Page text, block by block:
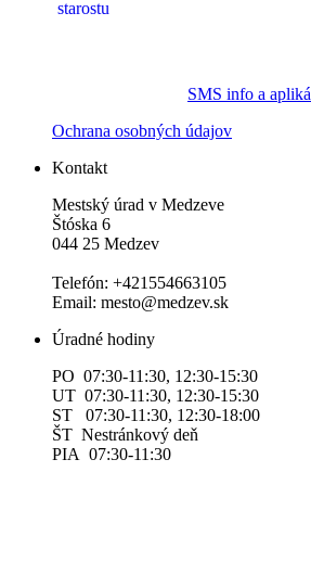
SMS info a
Ochrana osobných údajov
Kontakt
Mestský úrad v Medzeve
Štóska 6
044 25 Medzev
Telefón: +421554663105
Email: mesto@medzev.sk
Úradné hodiny
PO 07:30-11:30, 12:30-15:30
UT 07:30-11:30, 12:30-15:30
ST 07:30-11:30, 12:30-18:00
ŠT Nestránkový deň
PIA 07:30-11:30